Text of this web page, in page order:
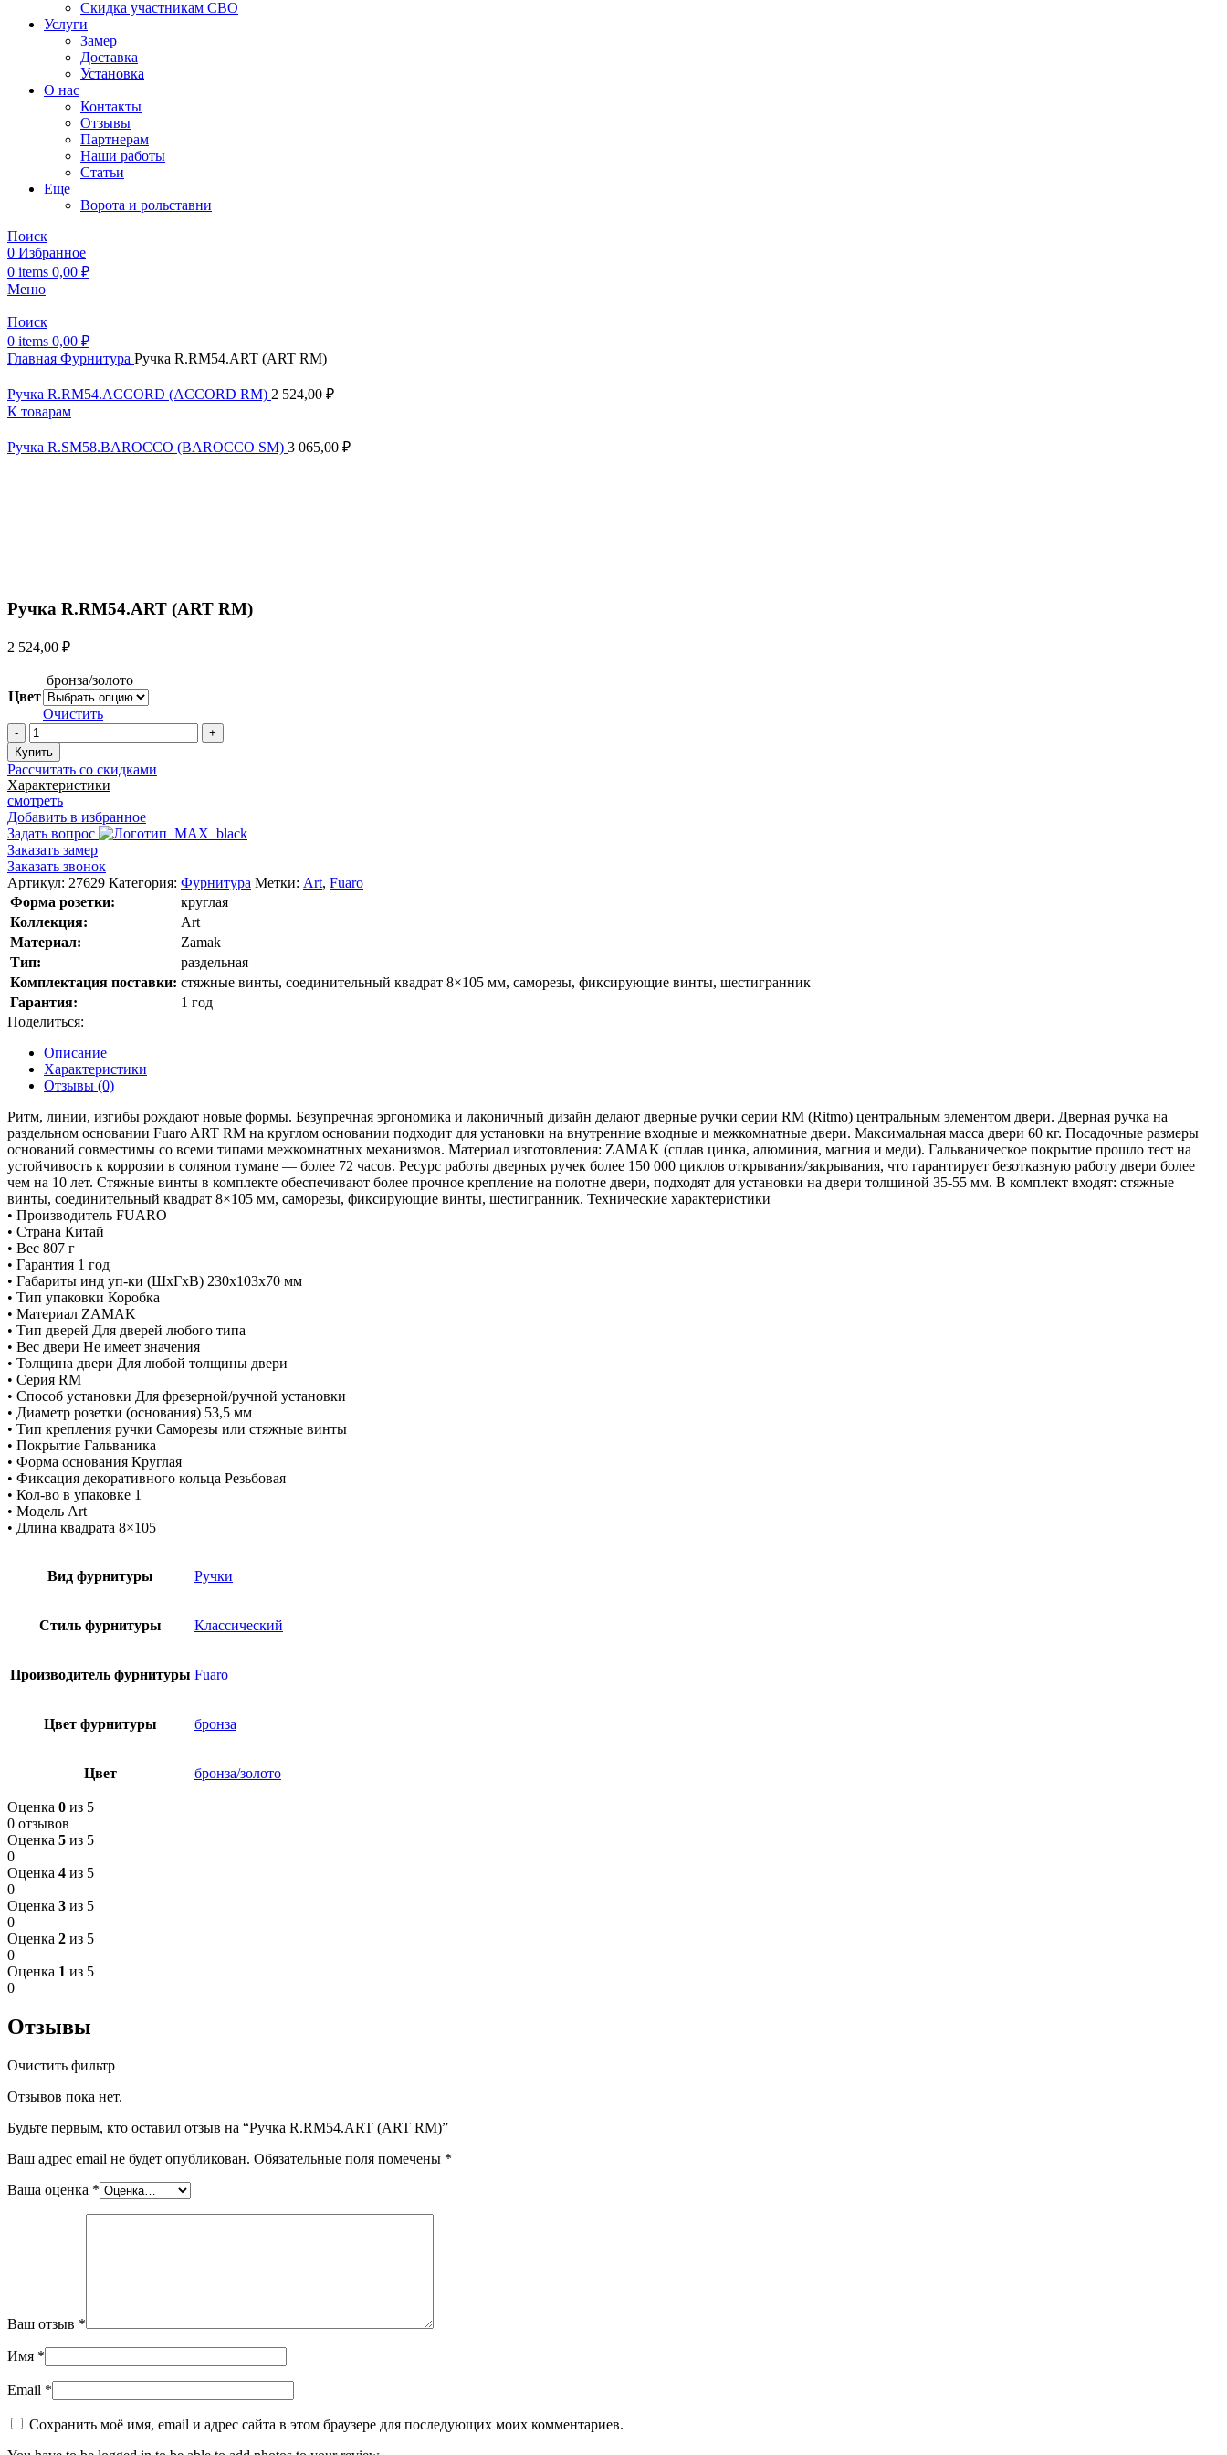
Скидка участникам СВО
Услуги
Замер
Доставка
Установка
О нас
Контакты
Отзывы
Партнерам
Наши работы
Статьи
Еще
Ворота и рольставни
Поиск
0 Избранное
0 items 0,00 ₽
Меню
Поиск
0 items 0,00 ₽
Главная Фурнитура Ручка R.RM54.ART (ART RM)
Ручка R.RM54.ACCORD (ACCORD RM) 2 524,00 ₽
К товарам
Ручка R.SM58.BAROCCO (BAROCCO SM) 3 065,00 ₽
Ручка R.RM54.ART (ART RM)
2 524,00 ₽
Цвет
бронза/золото
Очистить
Количество
товара
Ручка
R.RM54.ART
(ART
RM)
Купить
Рассчитать со скидками
Характеристики
смотреть
Добавить в избранное
Задать вопрос
Заказать замер
Заказать звонок
Артикул: 27629 Категория: Фурнитура Метки: Art, Fuaro
Форма розетки:
круглая
Коллекция:
Art
Материал:
Zamak
Тип:
раздельная
Комплектация поставки: стяжные винты, соединительный квадрат 8×105 мм, саморезы, фиксирующие винты, шестигранник
Гарантия:
1 год
Поделиться:
Описание
Характеристики
Отзывы (0)
Ритм, линии, изгибы рождают новые формы. Безупречная эргономика и лаконичный дизайн делают дверные ручки серии RM (Ritmo) центральным элементом двери. Дверная ручка на
раздельном основании Fuaro ART RM на круглом основании подходит для установки на внутренние входные и межкомнатные двери. Максимальная масса двери 60 кг. Посадочные размеры
оснований совместимы со всеми типами межкомнатных механизмов. Материал изготовления: ZAMAK (сплав цинка, алюминия, магния и меди). Гальваническое покрытие прошло тест на
устойчивость к коррозии в соляном тумане — более 72 часов. Ресурс работы дверных ручек более 150 000 циклов открывания/закрывания, что гарантирует безотказную работу двери более
чем на 10 лет. Стяжные винты в комплекте обеспечивают более прочное крепление на полотне двери, подходят для установки на двери толщиной 35-55 мм. В комплект входят: стяжные
винты, соединительный квадрат 8×105 мм, саморезы, фиксирующие винты, шестигранник. Технические характеристики
• Производитель FUARO
• Страна Китай
• Вес 807 г
• Гарантия 1 год
• Габариты инд уп-ки (ШхГхВ) 230x103x70 мм
• Тип упаковки Коробка
• Материал ZAMAK
• Тип дверей Для дверей любого типа
• Вес двери Не имеет значения
• Толщина двери Для любой толщины двери
• Серия RM
• Способ установки Для фрезерной/ручной установки
• Диаметр розетки (основания) 53,5 мм
• Тип крепления ручки Саморезы или стяжные винты
• Покрытие Гальваника
• Форма основания Круглая
• Фиксация декоративного кольца Резьбовая
• Кол-во в упаковке 1
• Модель Art
• Длина квадрата 8×105
Вид фурнитуры Ручки
Стиль фурнитуры Классический
Производитель фурнитуры Fuaro
Цвет фурнитуры бронза
Цвет бронза/золото
Оценка 0 из 5
0 отзывов
Оценка 5 из 5
0
Оценка 4 из 5
0
Оценка 3 из 5
0
Оценка 2 из 5
0
Оценка 1 из 5
0
Отзывы
Очистить фильтр
Отзывов пока нет.
Будьте первым, кто оставил отзыв на “Ручка R.RM54.ART (ART RM)”
Ваш адрес email не будет опубликован. Обязательные поля помечены *
Ваша оценка *
Ваш отзыв *
Имя *
Email *
Сохранить моё имя, email и адрес сайта в этом браузере для последующих моих комментариев.